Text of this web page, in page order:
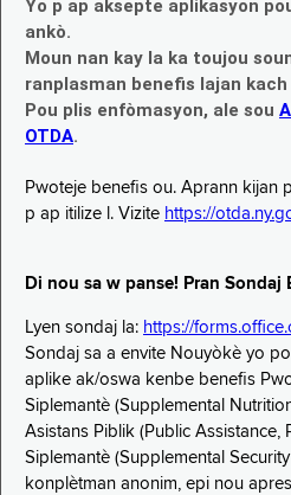
Yo p ap aksepte aplikasyon
ankò.
Moun nan kay la ka toujou
ranplasman benefis lajan
Pou plis enfòmasyon, ale sou
OTDA.
Pwoteje benefis ou. Aprann kijan
p ap itilize l. Vizite https://
Di nou sa w panse! Pran Sondaj
Lyen sondaj la: https://
Sondaj sa a envite Nouyòkè yo
aplike ak/oswa kenbe benefis
Siplemantè (Supplemental
Asistans Piblik (Public Assistance,
Siplemantè (Supplemental
konplètman anonim, epi nou